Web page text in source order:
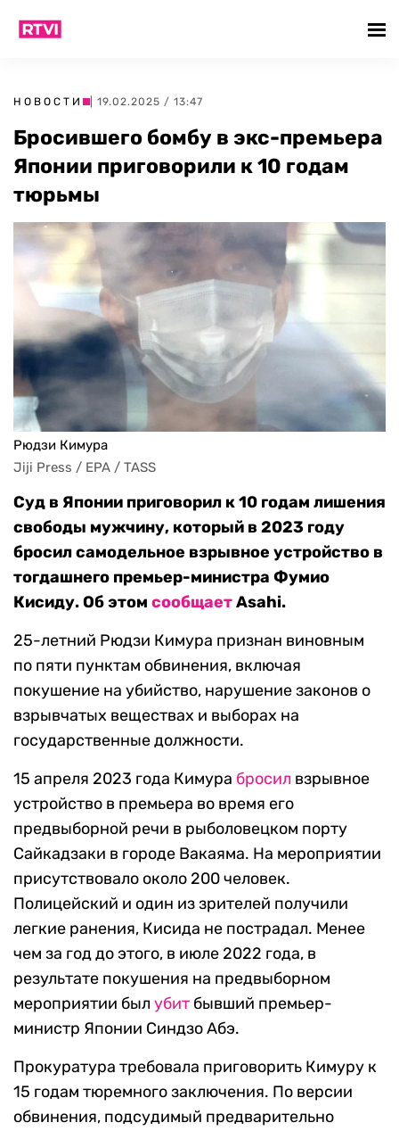
НОВОСТИ | 19.02.2025 / 13:47
Бросившего бомбу в экс-премьера
Японии приговорили к 10 годам
тюрьмы
Рюдзи Кимура
Jiji Press / EPA / TASS
Суд в Японии приговорил к 10 годам лишения
свободы мужчину, который в 2023 году
бросил самодельное взрывное устройство в
тогдашнего премьер-министра Фумио
Кисиду. Об этом сообщаетAsahi.
25-летний Рюдзи Кимура признан виновным
по пяти пунктам обвинения, включая
покушение на убийство, нарушение законов о
взрывчатых веществах и выборах на
государственные должности.
15 апреля 2023 года Кимура бросил взрывное
устройство в премьера во время его
предвыборной речи в рыболовецком порту
Сайкадзаки в городе Вакаяма. На мероприятии
присутствовало около 200 человек.
Полицейский и один из зрителей получили
легкие ранения, Кисида не пострадал. Менее
чем за год до этого, в июле 2022 года, в
результате покушения на предвыборном
мероприятии был убит бывший премьер-
министр Японии Синдзо Абэ.
Прокуратура требовала приговорить Кимуру к
15 годам тюремного заключения. По версии
обвинения, подсудимый предварительно